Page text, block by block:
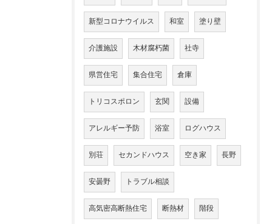
新型コロナウイルス 和室 塗り壁
介護施設 木材腐朽菌 社寺
県営住宅 集合住宅 倉庫
トリコスポロン 玄関 設備
アレルギー予防 浴室 ログハウス
別荘 セカンドハウス 空き家 長野
安曇野 トラブル相談
高気密高断熱住宅 断熱材 階段